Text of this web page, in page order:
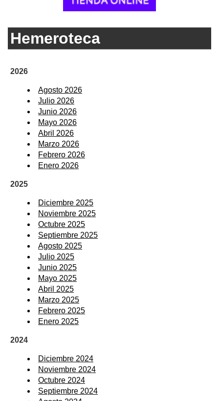
Hemeroteca
2026
Agosto 2026
Julio 2026
Junio 2026
Mayo 2026
Abril 2026
Marzo 2026
Febrero 2026
Enero 2026
2025
Diciembre 2025
Noviembre 2025
Octubre 2025
Septiembre 2025
Agosto 2025
Julio 2025
Junio 2025
Mayo 2025
Abril 2025
Marzo 2025
Febrero 2025
Enero 2025
2024
Diciembre 2024
Noviembre 2024
Octubre 2024
Septiembre 2024